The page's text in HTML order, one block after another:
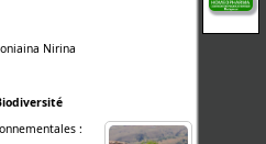
Nirina
: